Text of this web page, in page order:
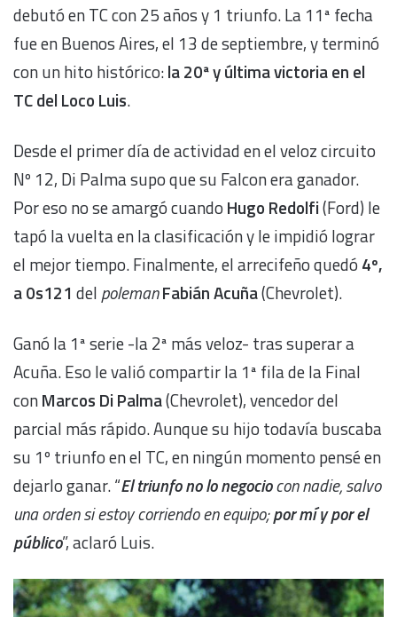
debutó en TC con 25 años y 1 triunfo. La 11ª fecha
fue en Buenos Aires, el 13 de septiembre, y terminó
con un hito histórico:la 20ª y última victoria en el
TC del Loco Luis.
Desde el primer día de actividad en el veloz circuito
Nº 12, Di Palma supo que su Falcon era ganador.
Por eso no se amargó cuando Hugo Redolfi(Ford) le
tapó la vuelta en la clasificación y le impidió lograr
el mejor tiempo. Finalmente, el arrecifeño quedó 4º,
a 0s121 del polemanFabián Acuña(Chevrolet).
Ganó la 1ª serie -la 2ª más veloz- tras superar a
Acuña. Eso le valió compartir la 1ª fila de la Final
conMarcos Di Palma(Chevrolet), vencedor del
parcial más rápido. Aunque su hijo todavía buscaba
su 1º triunfo en el TC, en ningún momento pensé en
dejarlo ganar. “El triunfo no lo negociocon nadie, salvo
una orden si estoy corriendo en equipo;por mí y por el
público”, aclaró Luis.